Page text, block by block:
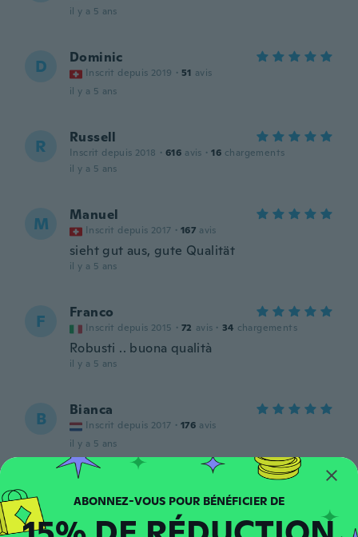
il y a 5 ans
D Dominic
Inscrit depuis 2019 · 51 avis
il y a 5 ans
R Russell
Inscrit depuis 2018 · 616 avis · 16 chargements
il y a 5 ans
M Manuel
Inscrit depuis 2017 · 167 avis
sieht gut aus, gute Qualität
il y a 5 ans
F Franco
Inscrit depuis 2015 · 72 avis · 34 chargements
Robusti .. buona qualità
il y a 5 ans
B Bianca
Inscrit depuis 2017 · 176 avis
il y a 5 ans
C Inscrit depuis 2017 · 41 avis · 4 chargements
il y a 5 ans